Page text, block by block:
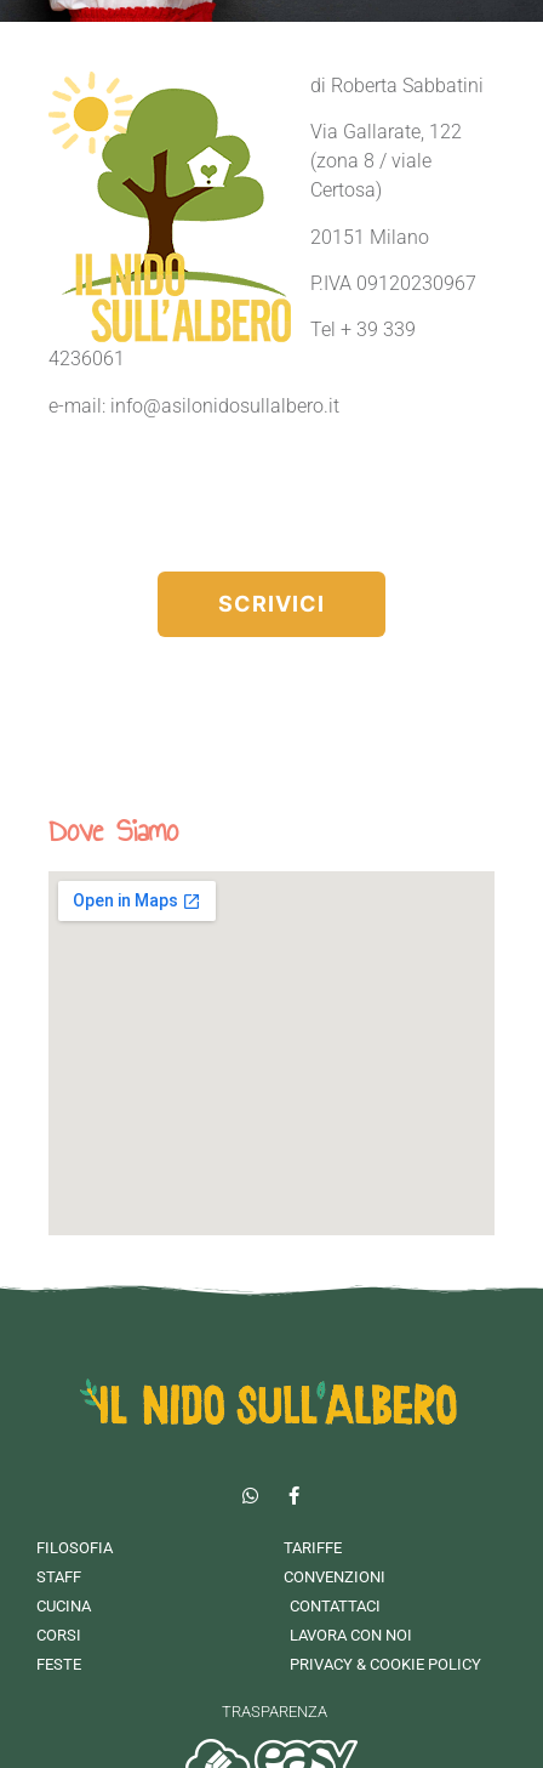
di Roberta Sabbatini
Via Gallarate, 122
(zona 8 / viale
Certosa)
20151 Milano
P.IVA 09120230967
Tel + 39 339
4236061
e-mail: info@asilonidosullalbero.it
SCRIVICI
Dove Siamo
FILOSOFIA
STAFF
CUCINA
CORSI
FESTE
TARIFFE
CONVENZIONI
CONTATTACI
LAVORA CON NOI
PRIVACY & COOKIE POLICY
TRASPARENZA